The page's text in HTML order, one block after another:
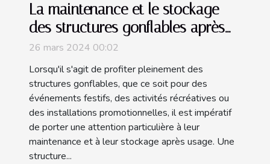
La maintenance et le stockage
des structures gonflables après
utilisation
26 mars 2024 00:02
Lorsqu'il s'agit de profiter pleinement des
structures gonflables, que ce soit pour des
événements festifs, des activités récréatives ou
des installations promotionnelles, il est impératif
de porter une attention particulière à leur
maintenance et à leur stockage après usage. Une
structure...